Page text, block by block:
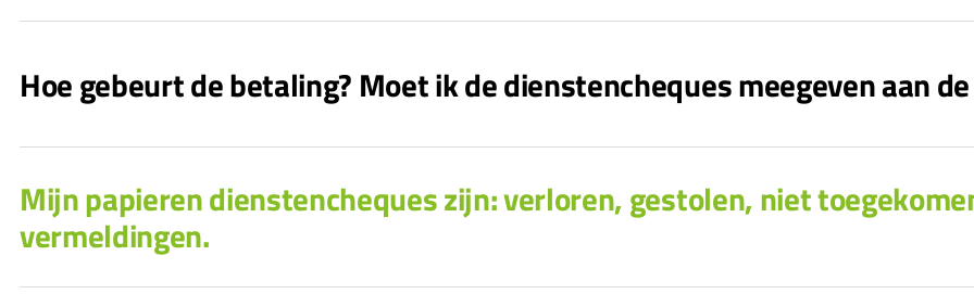
Hoe gebeurt de betaling? Moet ik de dienstencheques meegeven aan
Mijn papieren dienstencheques zijn: verloren, gestolen, niet
vermeldingen.